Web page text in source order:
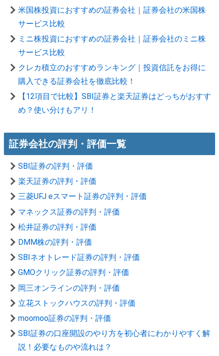
米国株投資におすすめの証券会社｜証券会社の米国株
サービス比較
ミニ株投資におすすめの証券会社｜証券会社のミニ株
サービス比較
クレカ積立のおすすめランキング｜投資信託をお得に
購入できる証券会社を徹底比較！
【12項目で比較】SBI証券と楽天証券はどっちがおすす
め？使い分けもアリ！
証券会社の評判・評価一覧
SBI証券の評判・評価
楽天証券の評判・評価
三菱UFJ eスマート証券の評判・評価
マネックス証券の評判・評価
松井証券の評判・評価
DMM株の評判・評価
SBIネオトレード証券の評判・評価
GMOクリック証券の評判・評価
岡三オンラインの評判・評価
立花ストックハウスの評判・評価
moomoo証券の評判・評価
SBI証券の口座開設のやり方を初心者にわかりやすく解
説！必要なものや流れは？